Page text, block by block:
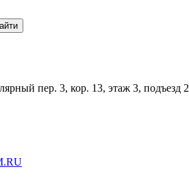
пер. 3, кор. 13, этаж 3, подъезд 2